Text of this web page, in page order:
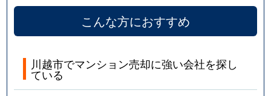
こんな方におすすめ
川越市でマンション売却に強い会社を探し
ている